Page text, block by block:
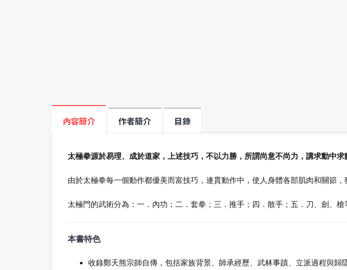
內容簡介 作者簡介 目錄
太極拳源於易理、成於道家，上述技巧，不以力勝，所謂尚意不尚力，講求動中求
由於太極拳每一個動作都優美而富技巧，連貫動作中，使人身體各部肌肉和關節
太極門的武術分為：一．內功；二．套拳；三．推手；四．散手；五．刀、劍、槍
本書特色
收錄鄭天熊宗師自傳，包括家族背景、師承經歷、武林事蹟、立派過程與歸